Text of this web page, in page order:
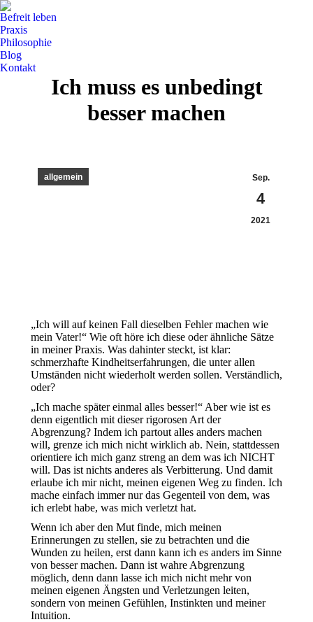
Befreit leben
Praxis
Philosophie
Blog
Kontakt
Ich muss es unbedingt
besser machen
Sep.
4
2021
allgemein
„Ich will auf keinen Fall dieselben Fehler machen wie
mein Vater!“ Wie oft höre ich diese oder ähnliche Sätze
in meiner Praxis. Was dahinter steckt, ist klar:
schmerzhafte Kindheitserfahrungen, die unter allen
Umständen nicht wiederholt werden sollen. Verständlich,
oder?
„Ich mache später einmal alles besser!“ Aber wie ist es
denn eigentlich mit dieser rigorosen Art der
Abgrenzung? Indem ich partout alles anders machen
will, grenze ich mich nicht wirklich ab. Nein, stattdessen
orientiere ich mich ganz streng an dem was ich NICHT
will. Das ist nichts anderes als Verbitterung. Und damit
erlaube ich mir nicht, meinen eigenen Weg zu finden. Ich
mache einfach immer nur das Gegenteil von dem, was
ich erlebt habe, was mich verletzt hat.
Wenn ich aber den Mut finde, mich meinen
Erinnerungen zu stellen, sie zu betrachten und die
Wunden zu heilen, erst dann kann ich es anders im Sinne
von besser machen. Dann ist wahre Abgrenzung
möglich, denn dann lasse ich mich nicht mehr von
meinen eigenen Ängsten und Verletzungen leiten,
sondern von meinen Gefühlen, Instinkten und meiner
Intuition.